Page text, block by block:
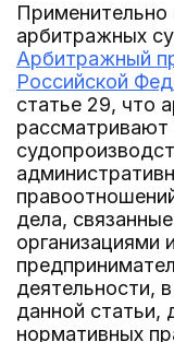
Применительно
арбитражных
Арбитражный
Российской
статье 29, что
рассматривают
дела,
организациями
деятельности,
данной статьи,
нормативных